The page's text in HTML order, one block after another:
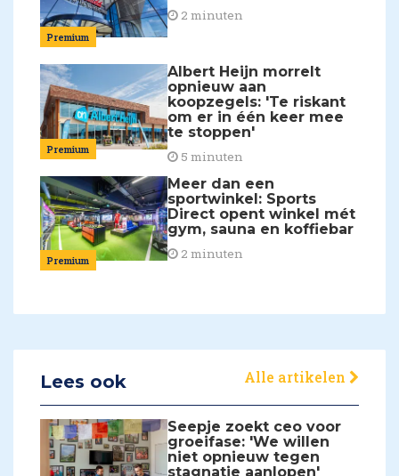
Premium
2 minuten
Premium
Albert Heijn morrelt
opnieuw aan
koopzegels: 'Te riskant
om er in één keer mee
te stoppen'
5 minuten
Premium
Meer dan een
sportwinkel: Sports
Direct opent winkel mét
gym, sauna en koffiebar
2 minuten
Lees ook Alle artikelen
Seepje zoekt ceo voor
groeifase: 'We willen
niet opnieuw tegen
stagnatie aanlopen'